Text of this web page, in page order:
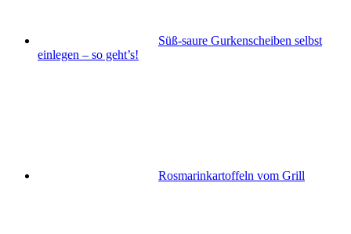
Süß-saure Gurkenscheiben selbst
einlegen – so geht’s!
Rosmarinkartoffeln vom Grill